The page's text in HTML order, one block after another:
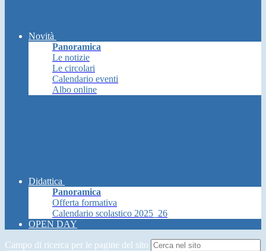
Novità
Panoramica
Le notizie
Le circolari
Calendario eventi
Albo online
Didattica
Panoramica
Offerta formativa
Calendario scolastico 2025_26
OPEN DAY
Campo di ricerca per le pagine del sito